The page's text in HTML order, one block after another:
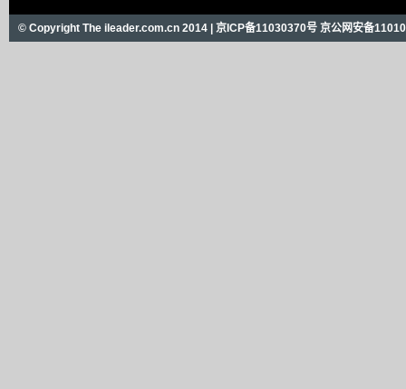
© Copyright The ileader.com.cn 2014 | 京ICP备11030370号 京公网安备